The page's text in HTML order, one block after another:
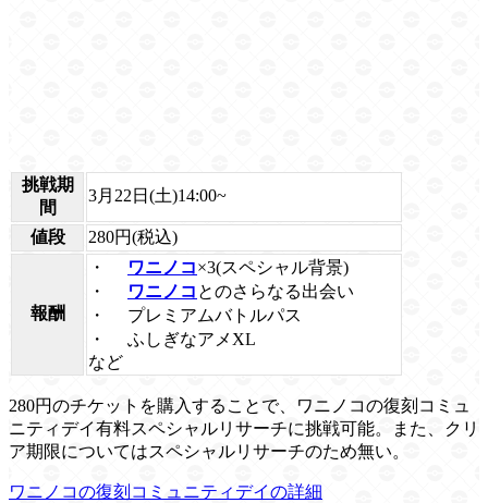
挑戦期
間
3月22日(土)14:00~
値段 280円(税込)
報酬
・ ワニノコ×3(スペシャル背景)
・
ワニノコ とのさらなる出会い
・
プレミアムバトルパス
・
ふしぎなアメXL
など
280円のチケットを購入することで、ワニノコの復刻コミュ
ニティデイ有料スペシャルリサーチに挑戦可能。また、クリ
ア期限についてはスペシャルリサーチのため無い。
ワニノコの復刻コミュニティデイの詳細